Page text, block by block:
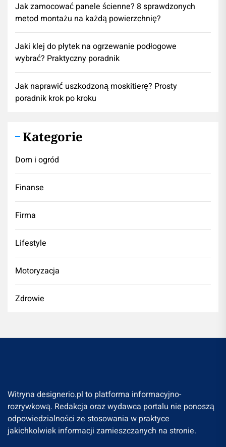
Jak zamocować panele ścienne? 8 sprawdzonych
metod montażu na każdą powierzchnię?
Jaki klej do płytek na ogrzewanie podłogowe
wybrać? Praktyczny poradnik
Jak naprawić uszkodzoną moskitierę? Prosty
poradnik krok po kroku
Kategorie
Dom i ogród
Finanse
Firma
Lifestyle
Motoryzacja
Zdrowie
Witryna designerio.pl to platforma informacyjno-
rozrywkową. Redakcja oraz wydawca portalu nie ponoszą
odpowiedzialności ze stosowania w praktyce
jakichkolwiek informacji zamieszczanych na stronie.